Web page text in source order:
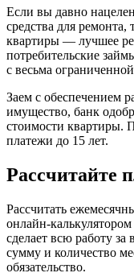
Если вы давно
средства для ремонта,
квартиры — лучшее
потребительские
с весьма
Заем с обеспечением
имущество, банк
стоимости квартиры.
платежи до 15 лет.
Рассчитайте
Рассчитать
онлайн-
сделает всю работу
сумму и количество
обязательство.